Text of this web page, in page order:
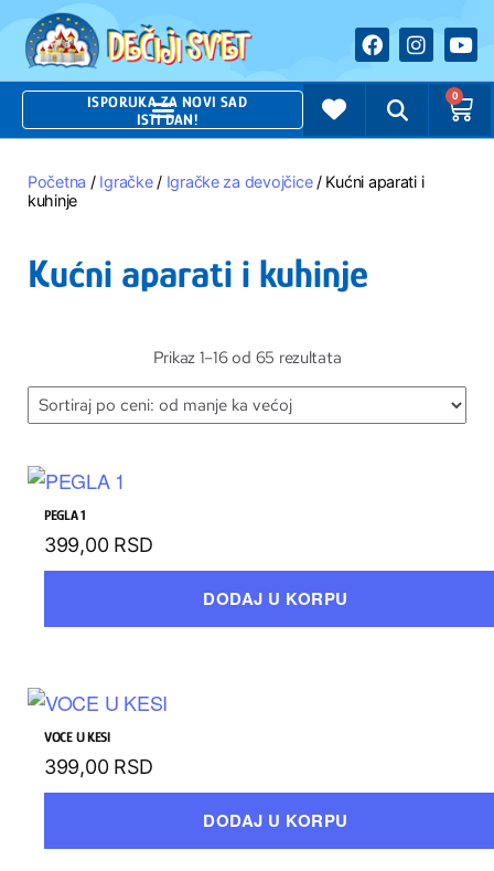
ISPORUKA ZA NOVI SAD
ISTI DAN!
0
Početna / Igračke/ Igračke za devojčice/ Kućni aparati i
kuhinje
Kućni aparati i kuhinje
Prikaz 1–16 od 65 rezultata
PEGLA 1
399,00 RSD
DODAJ U KORPU
VOCE U KESI
399,00 RSD
DODAJ U KORPU